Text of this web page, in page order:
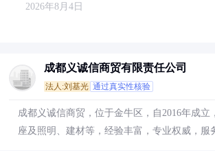
2026年8月4日
成都义诚信商贸有限责任公司
法人:刘基光 通过真实性核验
成都义诚信商贸，位于金牛区，自2016年成立
座及照明、建材等，经验丰富，专业权威，服